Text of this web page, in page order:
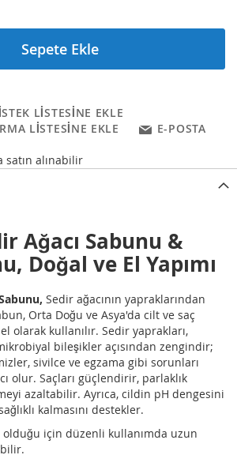
Sepete Ekle
İSTEK LISTESINE EKLE
LISTESINE EKLE
E-POSTA
satın alınabilir
Ağacı Sabunu &
Doğal ve El Yapımı
Sedir ağacının yapraklarından
Orta Doğu ve Asya'da cilt ve saç
olarak kullanılır. Sedir yaprakları,
bileşikler açısından zengindir;
sivilce ve egzama gibi sorunları
olur. Saçları güçlendirir, parlaklık
azaltabilir. Ayrıca, cildin pH dengesini
kalmasını destekler.
için düzenli kullanımda uzun